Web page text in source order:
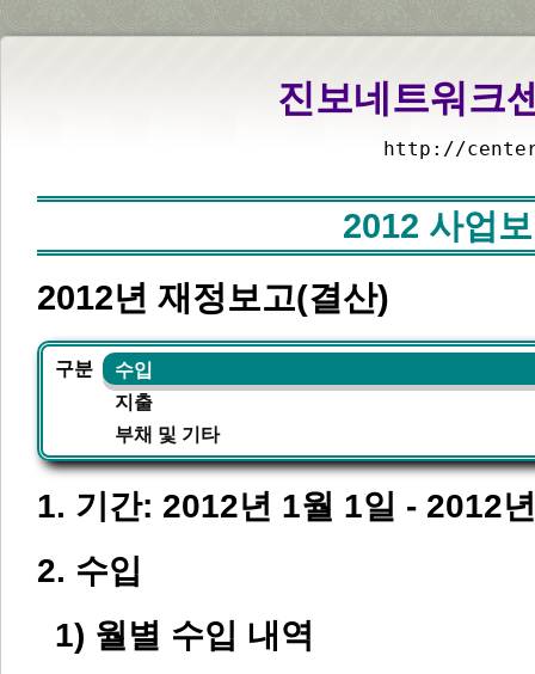
진보네트워크
http://
2012 사업
2012년 재정보고(결산)
구분
수입
지출
부채 및 기타
1. 기간: 2012년 1월 1일 - 2012
2. 수입
1) 월별 수입 내역